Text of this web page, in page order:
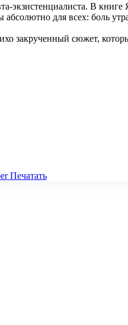
экзистенциалиста. В
для всех: боль
закрученный сюжет,
Печатать